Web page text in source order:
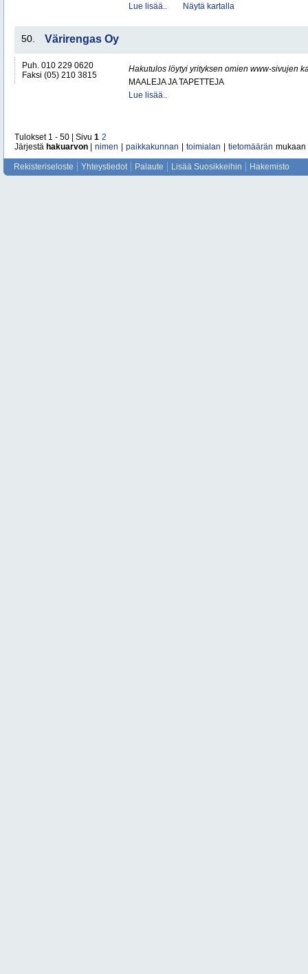
Lue lisää.. Näytä kartalla
50. Värirengas Oy
Puh. 010 229 0620
Faksi (05) 210 3815
Hakutulos löytyi yrityksen omien www-sivujen
MAALEJA JA TAPETTEJA
Lue lisää..
Tulokset 1 - 50 | Sivu 1 2
Järjestä hakuarvon nimen paikkakunnan toimialan tietomäärän mukaan
Rekisteriseloste Yhteystiedot Palaute Lisää Suosikkeihin Hakemisto